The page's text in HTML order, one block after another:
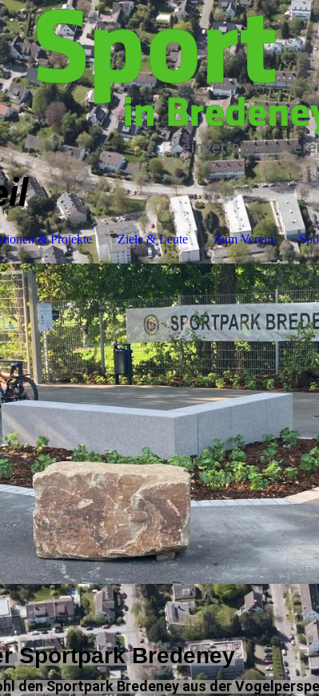
& Projekte Ziele & Leute Zum Verein
Sportpark Bredeney
den Sportpark Bredeney aus der